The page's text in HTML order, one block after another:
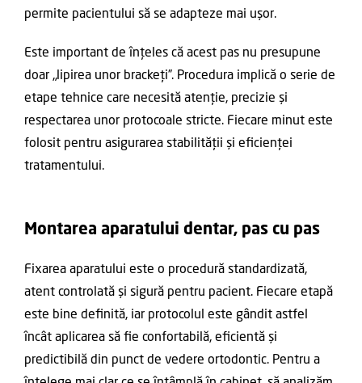
permite pacientului să se adapteze mai ușor.
Este important de înțeles că acest pas nu presupune
doar „lipirea unor brackeți”. Procedura implică o serie de
etape tehnice care necesită atenție, precizie și
respectarea unor protocoale stricte. Fiecare minut este
folosit pentru asigurarea stabilității și eficienței
tratamentului.
Montarea aparatului dentar, pas cu pas
Fixarea aparatului este o procedură standardizată,
atent controlată și sigură pentru pacient. Fiecare etapă
este bine definită, iar protocolul este gândit astfel
încât aplicarea să fie confortabilă, eficientă și
predictibilă din punct de vedere ortodontic. Pentru a